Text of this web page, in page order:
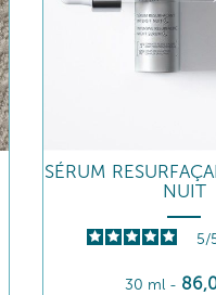
SÉRUM
NUIT
5/
30 ml - 86